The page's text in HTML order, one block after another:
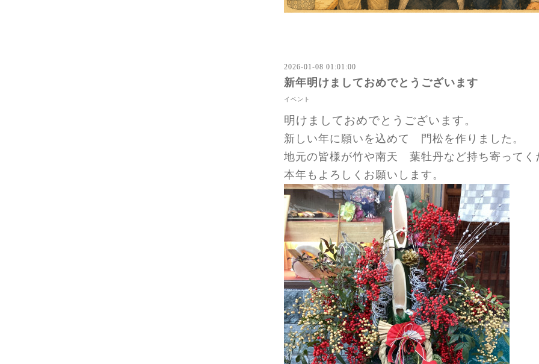
2026-01-08 01:01:00
新年明けましておめでとうございます
イベント
明けましておめでとうございます。
新しい年に願いを込めて 門松を作りました。
地元の皆様が竹や南天 葉牡丹など持ち寄ってく
本年もよろしくお願いします。